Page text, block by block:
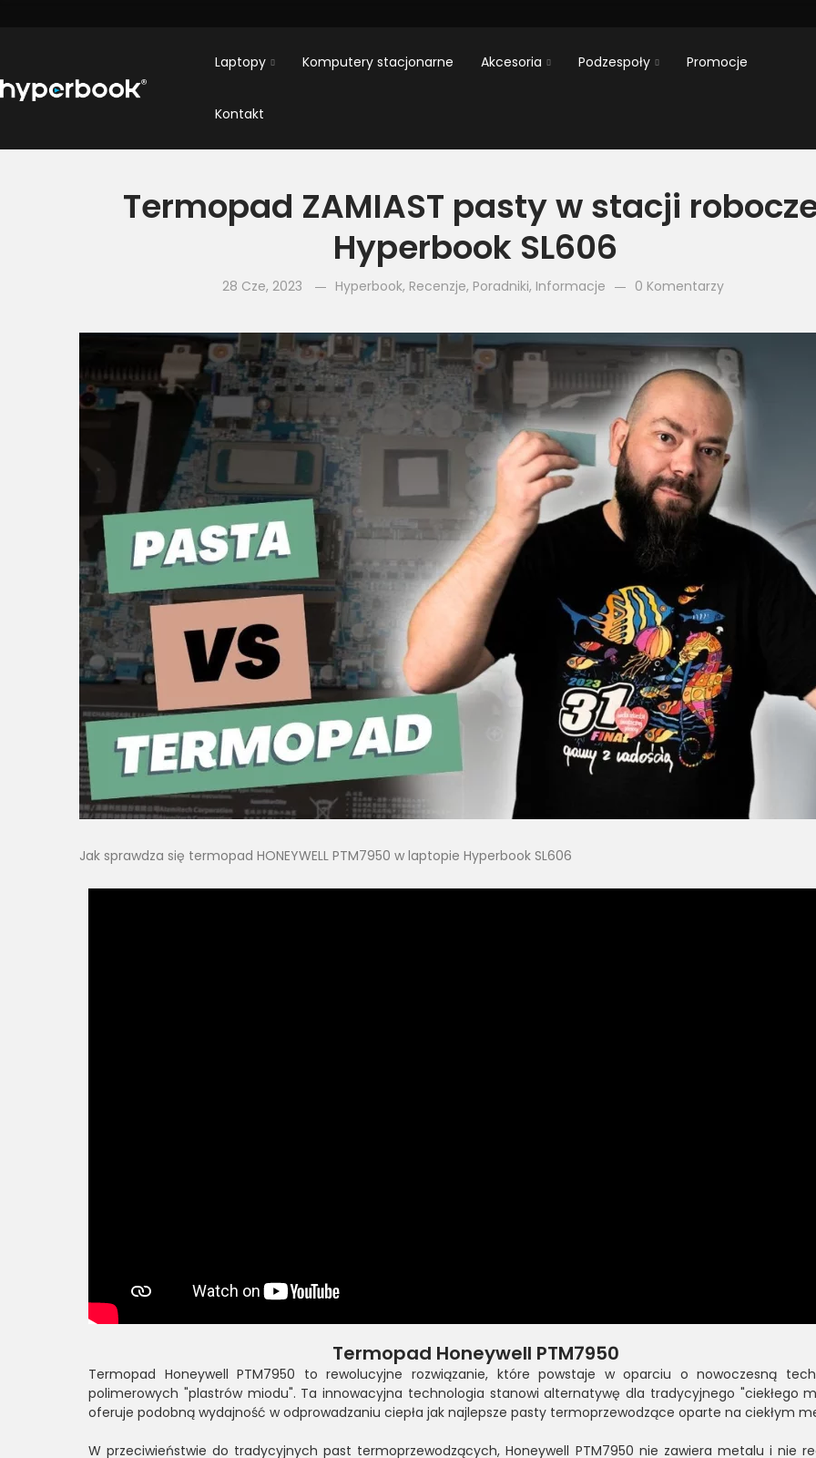
Laptopy Komputery stacjonarne Akcesoria Podzespoły Promocje
Kontakt
Termopad ZAMIAST pasty w stacji
Hyperbook SL606
28 Cze, 2023 Hyperbook, Recenzje, Poradniki, Informacje 0 Komentarzy
Jak sprawdza się termopad HONEYWELL PTM7950 w laptopie Hyperbook SL606
Termopad Honeywell PTM7950
Termopad Honeywell PTM7950 to rewolucyjne rozwiązanie, które powstaje w oparciu o nowoczesną
polimerowych "plastrów miodu". Ta innowacyjna technologia stanowi alternatywę dla tradycyjnego "ciekłego
oferuje podobną wydajność w odprowadzaniu ciepła jak najlepsze pasty termoprzewodzące oparte na ciekłym
W przeciwieństwie do tradycyjnych past termoprzewodzących, Honeywell PTM7950 nie zawiera metalu i nie